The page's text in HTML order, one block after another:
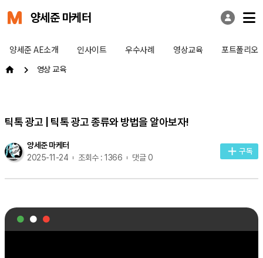
양세준 마케터
양세준 AE소개 인사이트 우수사례 영상교육 포트폴리오
영상 교육
틱톡 광고 | 틱톡 광고 종류와 방법을 알아보자!
양세준 마케터
2025-11-24
조회수 : 1366 댓글 0
구독